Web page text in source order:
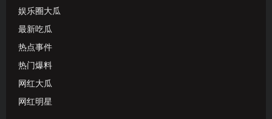
娱乐圈大瓜
最新吃瓜
热点事件
热门爆料
网红大瓜
网红明星